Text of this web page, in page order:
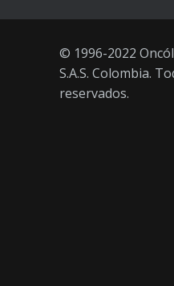
© 1996-2022
S.A.S. Colombia.
reservados.